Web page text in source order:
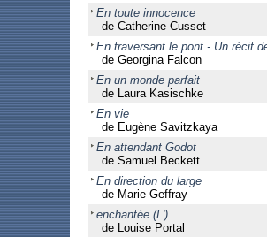
En toute innocence
de Catherine Cusset
En traversant le pont - Un récit
de Georgina Falcon
En un monde parfait
de Laura Kasischke
En vie
de Eugène Savitzkaya
En attendant Godot
de Samuel Beckett
En direction du large
de Marie Geffray
enchantée (L')
de Louise Portal